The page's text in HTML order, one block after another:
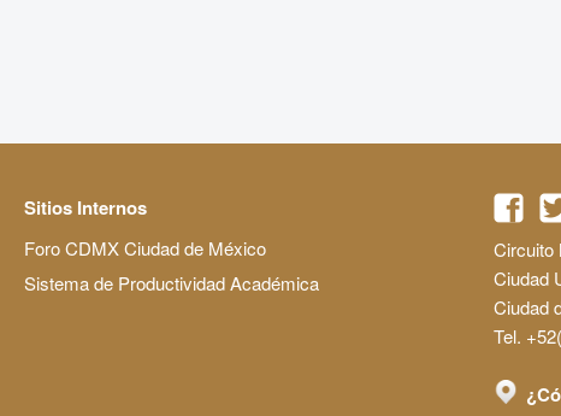
Sitios Internos
Foro CDMX Ciudad de México
Sistema de Productividad Académica
Circuito
Ciudad
Ciudad
Tel.